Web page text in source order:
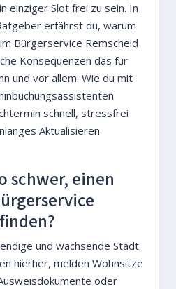
einziger Slot frei zu sein. In
erfährst du, warum
Bürgerservice Remscheid
Konsequenzen das für
und vor allem: Wie du mit
schnell, stressfrei
Aktualisieren
schwer, einen
und wachsende Stadt.
hierher, melden Wohnsitze
oder